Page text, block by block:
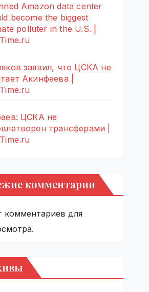
Amazon data center
become the biggest
polluter in the U.S. |
заявил, что ЦСКА не
Акинфеева |
ЦСКА не
трансферами |
комментарии
комментариев для